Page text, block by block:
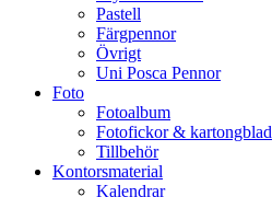
Pastell
Färgpennor
Övrigt
Uni Posca Pennor
Foto
Fotoalbum
Fotofickor & kartongblad
Tillbehör
Kontorsmaterial
Kalendrar